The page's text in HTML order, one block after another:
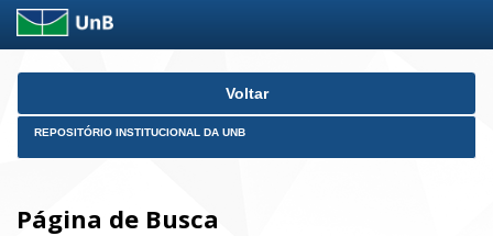
Skip
Voltar
REPOSITÓRIO INSTITUCIONAL DA UNB
Página de Busca